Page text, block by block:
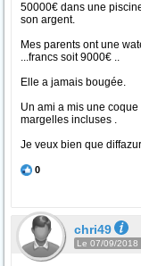
50000€ dans une
son argent.
Mes parents ont une
...francs soit 9000€ ..
Elle a jamais bougée.
Un ami a mis une
margelles incluses .
Je veux bien que
0
chri49
Le 07/09/2018